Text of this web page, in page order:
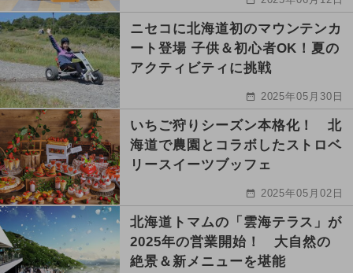
ニセコに北海道初のマウンテンカ
ート登場 子供＆初心者OK！夏の
アクティビティに挑戦
2025年05月30日
いちご狩りシーズン本格化！ 北
海道で農園とコラボしたストロベ
リースイーツブッフェ
2025年05月02日
北海道トマムの「雲海テラス」が
2025年の営業開始！ 大自然の
絶景＆新メニューを堪能